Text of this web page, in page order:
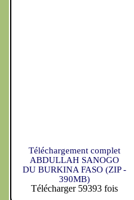
Téléchargement complet
ABDULLAH SANOGO
DU BURKINA FASO (ZIP -
390MB)
Télécharger 59393 fois